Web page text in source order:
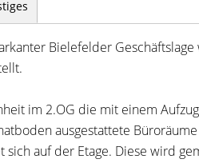
Bielefelder
im 2.OG die mit einem
ausgestattete
sich auf der Etage. Diese wird